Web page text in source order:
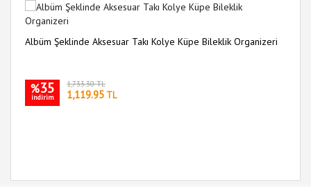
Albüm Şeklinde Aksesuar Takı Kolye Küpe Bileklik Organizeri
%35
indirim
1,733.30 TL
1,119.95 TL